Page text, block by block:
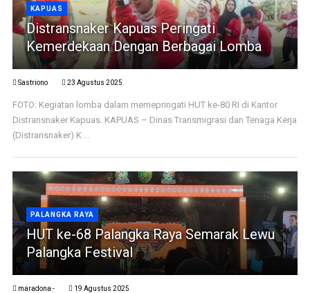
KAPUAS
Distransnaker Kapuas Peringati
Kemerdekaan Dengan Berbagai Lomba
Sastriono 23 Agustus 2025
FOTO: Kegiatan lomba dalam memepringati HUT ke-80 RI di Kantor
Distransnaker Kapuas. KAPUAS – Dinas Transmigrasi dan Tenaga Kerja
(Distransnaker) K ...
PALANGKA RAYA
HUT ke-68 Palangka Raya Semarak Lewu
Palangka Festival
maradona - 19 Agustus 2025